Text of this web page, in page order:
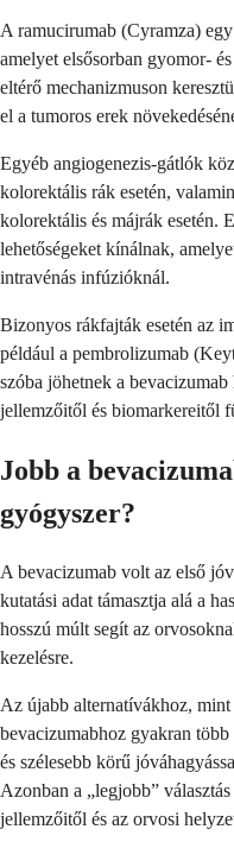
A ramucirumab (Cyramza)
amelyet elsősorban gyomor-
eltérő mechanizmuson
el a tumoros erek
Egyéb angiogenezis-gátlók
kolorektális rák esetén,
kolorektális és májrák esetén.
lehetőségeket kínálnak,
intravénás infúzióknál.
Bizonyos rákfajták esetén az
például a pembrolizumab
szóba jöhetnek a
jellemzőitől és biomarkereitől
Jobb a
gyógyszer?
A bevacizumab volt az első
kutatási adat támasztja alá a
hosszú múlt segít az
kezelésre.
Az újabb alternatívákhoz,
bevacizumabhoz gyakran
és szélesebb körű
Azonban a „legjobb”
jellemzőitől és az orvosi